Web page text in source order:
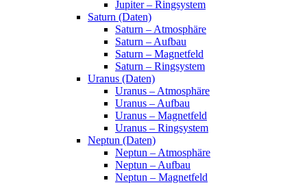
Jupiter – Ringsystem
Saturn (Daten)
Saturn – Atmosphäre
Saturn – Aufbau
Saturn – Magnetfeld
Saturn – Ringsystem
Uranus (Daten)
Uranus – Atmosphäre
Uranus – Aufbau
Uranus – Magnetfeld
Uranus – Ringsystem
Neptun (Daten)
Neptun – Atmosphäre
Neptun – Aufbau
Neptun – Magnetfeld